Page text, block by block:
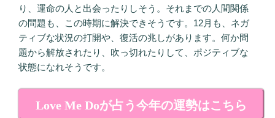
り、運命の人と出会ったりしそう。それまでの人間関係
の問題も、この時期に解決できそうです。12月も、ネガ
ティブな状況の打開や、復活の兆しがあります。何か問
題から解放されたり、吹っ切れたりして、ポジティブな
状態になれそうです。
Love Me Doが占う今年の運勢はこちら